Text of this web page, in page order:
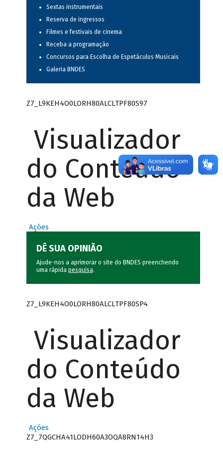
Sextas instrumentais
Reserva de ingressos
Filmes e festivais de cinema
Receba a programação
Concursos para Escolha de Espetáculos Musicais
Galeria BNDES
Z7_L9KEH4O0LORH80ALCLTPF80S97
Visualizador
do Conteúdo
da Web
Ações
DÊ SUA OPINIÃO
Ajude-nos a aprimorar o site do BNDES preenchendo
uma rápida pesquisa.
Z7_L9KEH4O0LORH80ALCLTPF80SP4
Visualizador
do Conteúdo
da Web
Ações
Z7_7QGCHA41LODH60A3OQA8RN14H3